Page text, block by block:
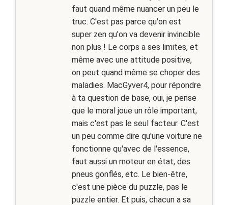
faut quand même nuancer un peu le
truc. C'est pas parce qu'on est
super zen qu'on va devenir invincible
non plus ! Le corps a ses limites, et
même avec une attitude positive,
on peut quand même se choper des
maladies. MacGyver4, pour répondre
à ta question de base, oui, je pense
que le moral joue un rôle important,
mais c'est pas le seul facteur. C'est
un peu comme dire qu'une voiture ne
fonctionne qu'avec de l'essence,
faut aussi un moteur en état, des
pneus gonflés, etc. Le bien-être,
c'est une pièce du puzzle, pas le
puzzle entier. Et puis, chacun a sa